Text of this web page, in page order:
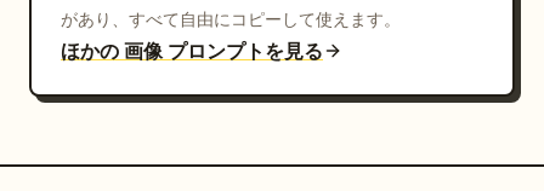
テクスチャ:
目に見える水彩紙の粒子、
柔らかな手描きのブラシテクスチャ、
があり、すべて自由にコピーして使えます。
ほかの 画像 プロンプトを見る